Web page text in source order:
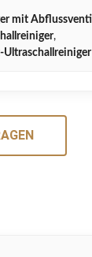
mit Abflussventil
,
Ultraschallreiniger